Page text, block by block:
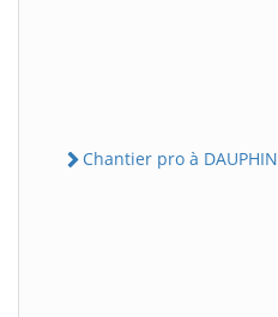
Chantier pro à DAUPHIN